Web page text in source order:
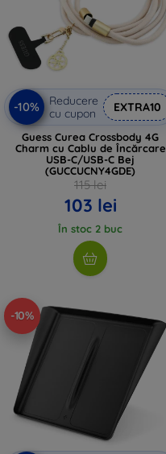
-10%
Reducere
cu cupon
EXTRA10
Guess Curea Crossbody 4G
Charm cu Cablu de Încărcare
USB-C/USB-C Bej
(GUCCUCNY4GDE)
115 lei
103 lei
În stoc 2 buc
-10%